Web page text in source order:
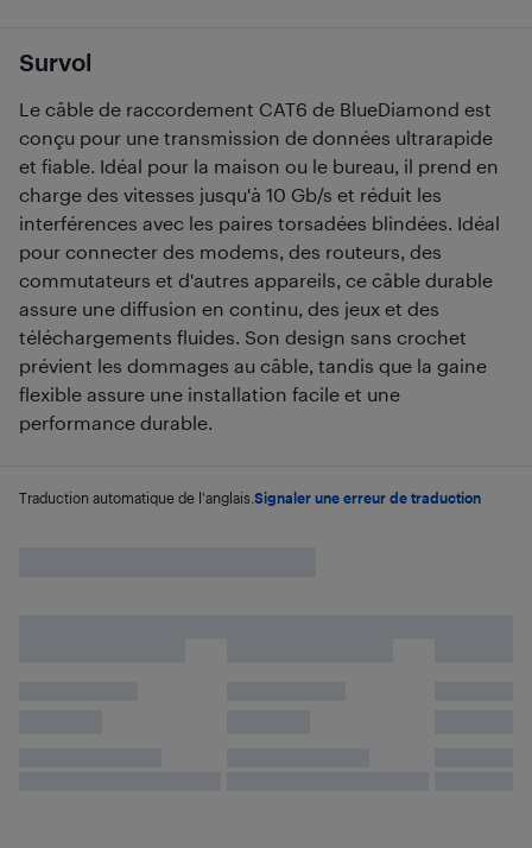
Survol
Le câble de raccordement CAT6 de BlueDiamond est
conçu pour une transmission de données ultrarapide
et fiable. Idéal pour la maison ou le bureau, il prend en
charge des vitesses jusqu'à 10 Gb/s et réduit les
interférences avec les paires torsadées blindées. Idéal
pour connecter des modems, des routeurs, des
commutateurs et d'autres appareils, ce câble durable
assure une diffusion en continu, des jeux et des
téléchargements fluides. Son design sans crochet
prévient les dommages au câble, tandis que la gaine
flexible assure une installation facile et une
performance durable.
Traduction automatique de l'anglais. Signaler une erreur de traduction